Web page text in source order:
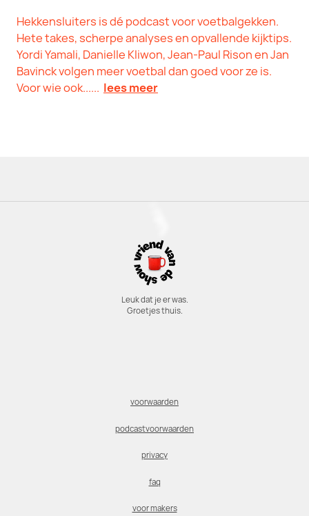
Hekkensluiters is dé podcast voor voetbalgekken.
Hete takes, scherpe analyses en opvallende kijktips.
Yordi Yamali, Danielle Kliwon, Jean-Paul Rison en Jan
Bavinck volgen meer voetbal dan goed voor ze is.
Voor wie ook...... lees meer
Leuk dat je er was.
Groetjes thuis.
voorwaarden
podcastvoorwaarden
privacy
faq
voor makers